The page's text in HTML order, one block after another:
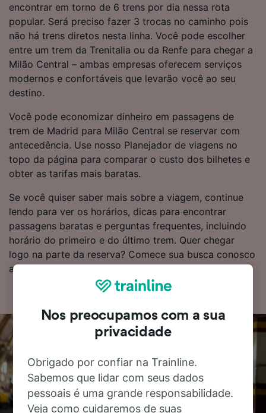
encontrar em torno de 6 trens por dia nessa rota
popular. Será preciso fazer 3 trocas no caminho pois
não há trens diretos nesta linha. Você pode escolher
entre um trem da Trenitalia ou da Renfe para chegar a
Milão Central – ambas empresas oferecem serviços
modernos e confortáveis que levarão você ao seu
destino.
Você pode economizar dinheiro em passagens de
trem de Madrid para Milão Central se reservar com
antecedência. Use nosso Planejador de viagens no
topo da página para comparar o custo dos bilhetes e
obter as tarifas mais baratas.
Se você quiser saber mais sobre a viagem, continue
lendo para ver os horários, dicas para encontrar
passagens baratas e perguntas frequentes, incluindo
horário do primeiro e do último trem. Quer chegar
logo na parte da reserva? Comece sua busca conosco
agora mesmo!
Nos preocupamos com a sua
privacidade
Obrigado por confiar na Trainline.
Sabemos que lidar com seus dados
pessoais é uma grande responsabilidade.
Veja como cuidaremos de suas